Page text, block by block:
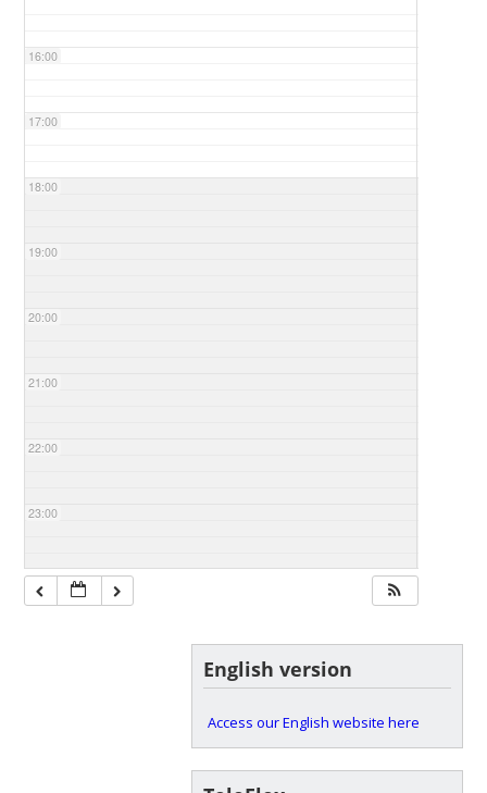
16:00
17:00
18:00
19:00
20:00
21:00
22:00
23:00
English version
Access our English website here